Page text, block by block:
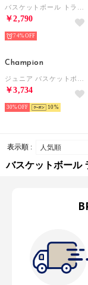
￥2,790
74%
Champion
￥3,734
30% 10
表示順 :
バスケットボール